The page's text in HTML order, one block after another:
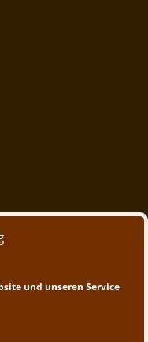
und unseren Service